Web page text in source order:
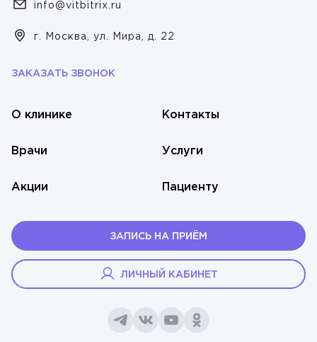
info@vitbitrix.ru
г. Москва, ул. Мира, д. 22
ЗАКАЗАТЬ ЗВОНОК
О клинике
Врачи
Акции
Контакты
Услуги
Пациенту
ЗАПИСЬ НА ПРИЁМ
ЛИЧНЫЙ КАБИНЕТ